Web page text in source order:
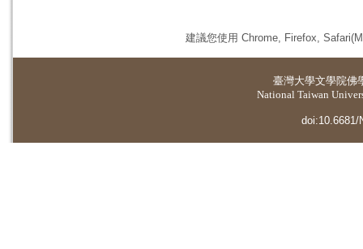
建議您使用 Chrome, Firefox,
臺灣大學文學院佛
National Taiwan
doi:10.6681/